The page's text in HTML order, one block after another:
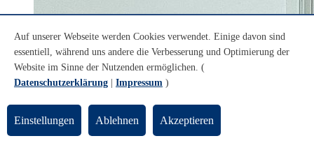
Auf unserer Webseite werden Cookies verwendet. Einige davon sind
essentiell, während uns andere die Verbesserung und Optimierung der
Website im Sinne der Nutzenden ermöglichen. (
Datenschutzerklärung
Impressum )
Einstellungen Ablehnen Akzeptieren